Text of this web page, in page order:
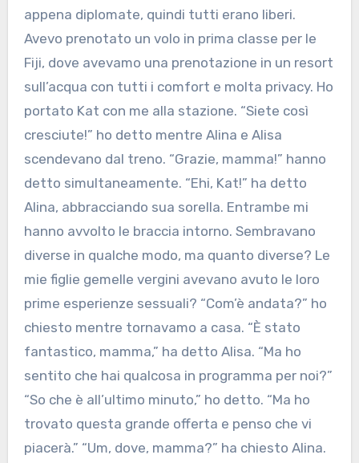
appena diplomate, quindi tutti erano liberi.
Avevo prenotato un volo in prima classe per le
Fiji, dove avevamo una prenotazione in un resort
sull’acqua con tutti i comfort e molta privacy. Ho
portato Kat con me alla stazione. “Siete così
cresciute!” ho detto mentre Alina e Alisa
scendevano dal treno. “Grazie, mamma!” hanno
detto simultaneamente. “Ehi, Kat!” ha detto
Alina, abbracciando sua sorella. Entrambe mi
hanno avvolto le braccia intorno. Sembravano
diverse in qualche modo, ma quanto diverse? Le
mie figlie gemelle vergini avevano avuto le loro
prime esperienze sessuali? “Com’è andata?” ho
chiesto mentre tornavamo a casa. “È stato
fantastico, mamma,” ha detto Alisa. “Ma ho
sentito che hai qualcosa in programma per noi?”
“So che è all’ultimo minuto,” ho detto. “Ma ho
trovato questa grande offerta e penso che vi
piacerà.” “Um, dove, mamma?” ha chiesto Alina.